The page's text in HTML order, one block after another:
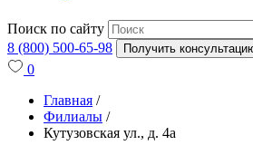
Поиск по сайту
8 (800) 500-65-98
Получить
0
Главная /
Филиалы /
Кутузовская ул., д. 4а